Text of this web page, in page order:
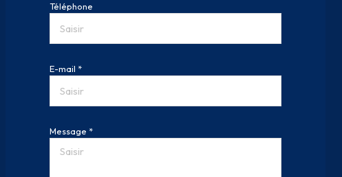
Téléphone
E-mail *
Message *